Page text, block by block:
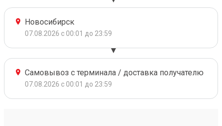
Новосибирск
07.08.2026 с 00:01 до 23:59
Самовывоз с терминала / доставка получателю
07.08.2026 с 00:01 до 23:59